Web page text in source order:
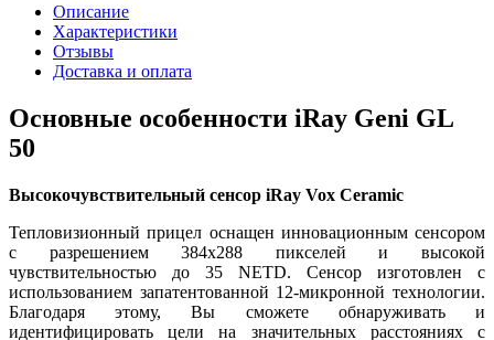
Описание
Характеристики
Отзывы
Доставка и оплата
Основные особенности iRay Geni GL
50
Высокочувствительный сенсор iRay Vox Ceramic
Тепловизионный прицел оснащен инновационным сенсором
с разрешением 384x288 пикселей и высокой
чувствительностью до 35 NETD. Сенсор изготовлен с
использованием запатентованной 12-микронной технологии.
Благодаря этому, Вы сможете обнаруживать и
идентифицировать цели на значительных расстояниях с